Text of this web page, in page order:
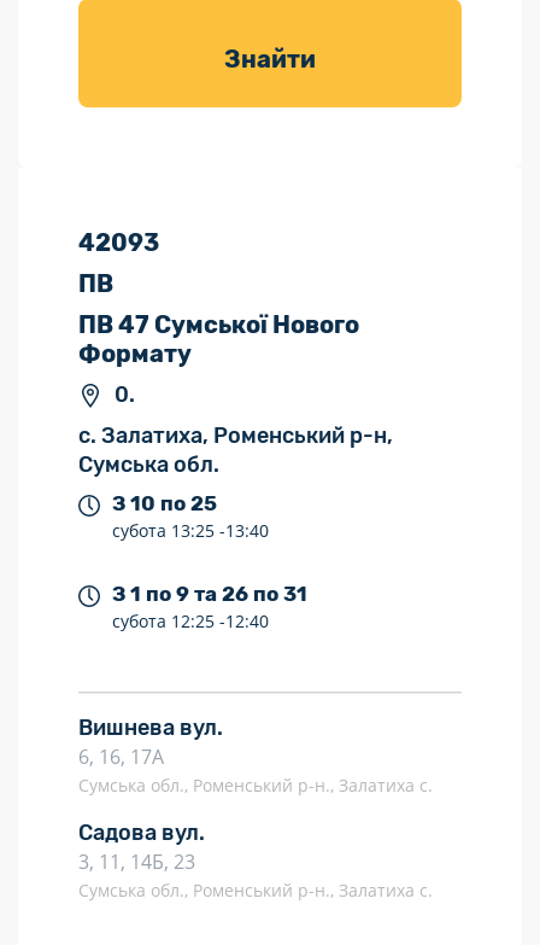
товарів для
Знайти
42093
ПВ
ПВ 47 Сумської Нового
Формату
0.
с. Залатиха, Роменський р-н,
Сумська обл.
З 10 по 25
субота 13:25 -13:40
З 1 по 9 та 26 по 31
субота 12:25 -12:40
Вишнева вул.
6, 16, 17А
Сумська обл., Роменський р-н., Залатиха с.
Садова вул.
3, 11, 14Б, 23
Сумська обл., Роменський р-н., Залатиха с.